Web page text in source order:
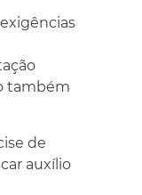
também
de
auxílio